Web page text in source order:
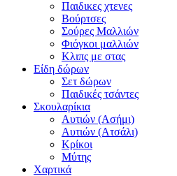
Παιδικες χτενες
Βούρτσες
Σούρες Μαλλιών
Φιόγκοι μαλλιών
Κλιπς με στας
Είδη δώρων
Σετ δώρων
Παιδικές τσάντες
Σκουλαρίκια
Αυτιών (Ασήμι)
Αυτιών (Ατσάλι)
Κρίκοι
Μύτης
Χαρτικά